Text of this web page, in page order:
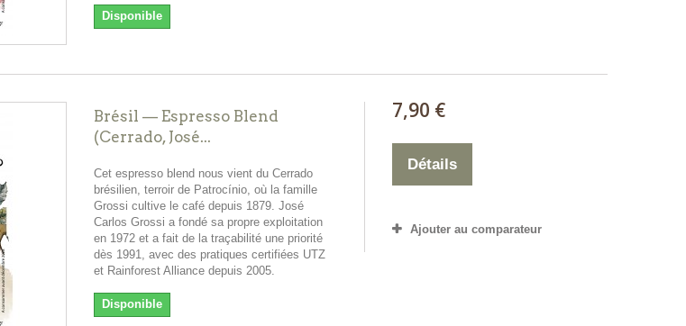
Disponible
Brésil — Espresso Blend
(Cerrado, José...
Cet espresso blend nous vient du Cerrado
brésilien, terroir de Patrocínio, où la famille
Grossi cultive le café depuis 1879. José
Carlos Grossi a fondé sa propre exploitation
en 1972 et a fait de la traçabilité une priorité
dès 1991, avec des pratiques certifiées UTZ
et Rainforest Alliance depuis 2005.
Disponible
7,90 €
Détails
Ajouter au comparateur